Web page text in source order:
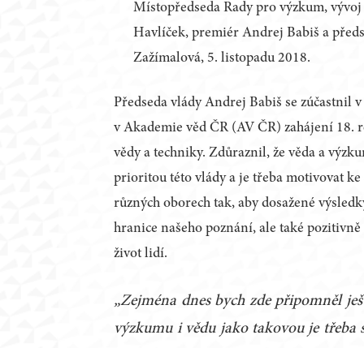
Místopředseda Rady pro výzkum,
Havlíček, premiér Andrej Babiš a
Zažímalová, 5. listopadu 2018.
Předseda vlády Andrej Babiš se zúčastnil
v Akademie věd ČR (AV ČR) zahájení 18.
vědy a techniky. Zdůraznil, že věda a
prioritou této vlády a je třeba motivovat ke
různých oborech tak, aby dosažené
hranice našeho poznání, ale také
život lidí.
„Zejména dnes bych zde připomněl
výzkumu i vědu jako takovou je třeba